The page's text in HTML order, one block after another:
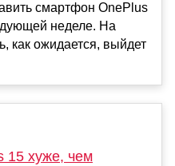
смартфон OnePlus
неделе. На
как ожидается, выйдет
15 хуже, чем